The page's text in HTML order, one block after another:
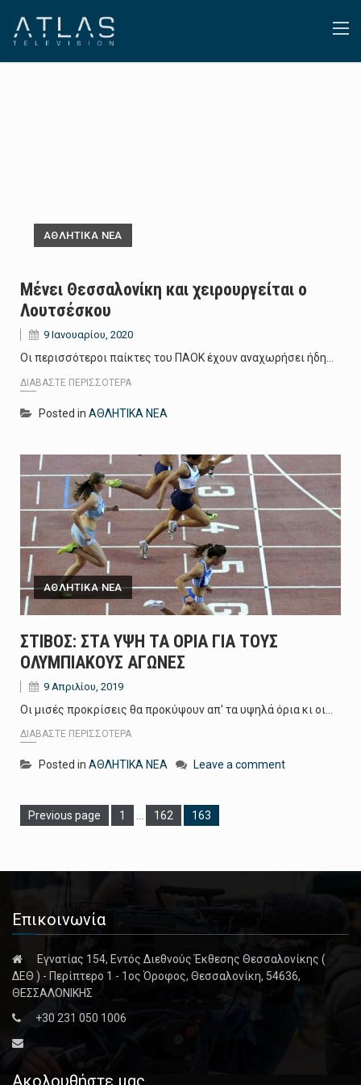
ΑΘΛΗΤΙΚΑ ΝΕΑ
Μένει Θεσσαλονίκη και χειρουργείται ο
Λουτσέσκου
9 Ιανουαρίου, 2020
Οι περισσότεροι παίκτες του ΠΑΟΚ έχουν αναχωρήσει ήδη…
ΔΙΑΒΆΣΤΕ ΠΕΡΙΣΣΌΤΕΡΑ
Posted in ΑΘΛΗΤΙΚΑ ΝΕΑ
ΑΘΛΗΤΙΚΑ ΝΕΑ
ΣΤΙΒΟΣ: ΣΤΑ ΥΨΗ ΤΑ ΟΡΙΑ ΓΙΑ ΤΟΥΣ
ΟΛΥΜΠΙΑΚΟΥΣ ΑΓΩΝΕΣ
9 Απριλίου, 2019
Οι μισές προκρίσεις θα προκύψουν απ' τα υψηλά όρια κι οι…
ΔΙΑΒΆΣΤΕ ΠΕΡΙΣΣΌΤΕΡΑ
Posted in ΑΘΛΗΤΙΚΑ ΝΕΑ Leave a comment
Previous page Page
1 Page
162 Page
163
Επικοινωνία
Εγνατίας 154, Εντός Διεθνούς Έκθεσης Θεσσαλονίκης (
ΔΕΘ ) - Περίπτερο 1 - 1ος Όροφος, Θεσσαλονίκη, 54636,
ΘΕΣΣΑΛΟΝΙΚΗΣ
+30 231 050 1006
Ακολουθήστε μας